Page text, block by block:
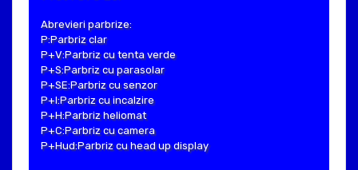
Abrevieri parbrize:
P:Parbriz clar
P+V:Parbriz cu tenta verde
P+S:Parbriz cu parasolar
P+SE:Parbriz cu senzor
P+I:Parbriz cu incalzire
P+H:Parbriz heliomat
P+C:Parbriz cu camera
P+Hud:Parbriz cu head up display